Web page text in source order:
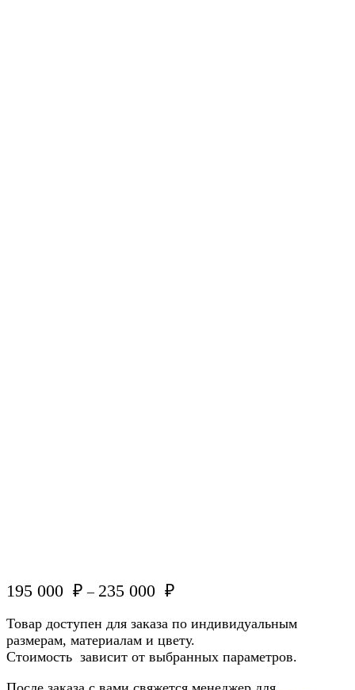
195 000 ₽ – 235 000 ₽
Товар доступен для заказа по индивидуальным
размерам, материалам и цвету.
Стоимость зависит от выбранных параметров.